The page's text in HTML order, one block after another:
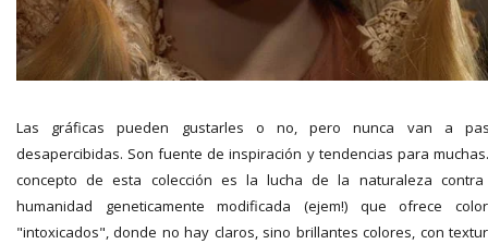
Las gráficas pueden gustarles o no, pero nunca van a
desapercibidas. Son fuente de inspiración y tendencias para
concepto de esta colección es la lucha de la naturaleza
humanidad geneticamente modificada (ejem!) que ofrece
"intoxicados", donde no hay claros, sino brillantes colores, con